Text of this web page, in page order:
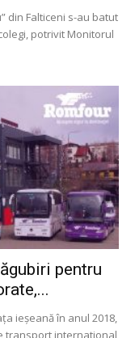
din Falticeni s-au batut
potrivit Monitorul
pentru
ieșeană în anul 2018,
transport international